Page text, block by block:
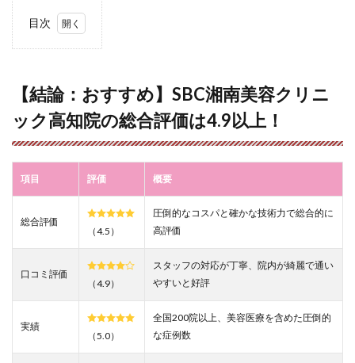
目次
おす
す
め】
SBC
湘南
クリ
ニッ
知院
の総
4.9
上！
2
湘南
【結論：おすすめ】SBC湘南美容クリニ
ック高知院の総合評価は4.9以上！
項目 評価 概要
総合評価
（4.5）
圧倒的なコスパと確かな技術力で総合的に
高評価
口コミ評価
（4.9）
スタッフの対応が丁寧、院内が綺麗で通い
やすいと好評
実績
（5.0）
全国200院以上、美容医療を含めた圧倒的
な症例数